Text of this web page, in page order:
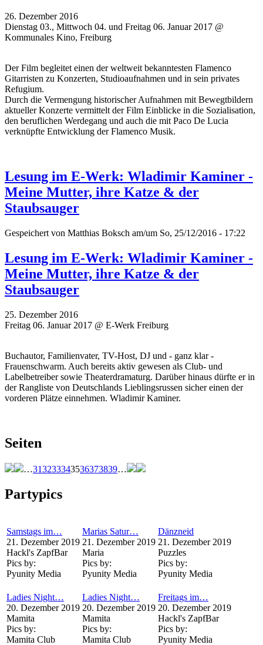
26. Dezember 2016
Dienstag 03., Mittwoch 04. und Freitag 06. Januar 2017 @
Kommunales Kino, Freiburg
Der Film begleitet einen der weltweit bekanntesten Flamenco
Gitarristen zu Konzerten, Studioaufnahmen und in sein privates
Refugium.
Durch die Vermengung historischer Aufnahmen mit Bewegtbildern
aktueller Konzerte vermittelt der Film Einblicke in die Sozialisation,
den beruflichen Werdegang und auch die mit Paco De Lucia
verknüpfte Entwicklung der Flamenco Musik.
Lesung im E-Werk: Wladimir Kaminer -
Meine Mutter, ihre Katze & der
Staubsauger
Gespeichert von Matthias Boksch am/um So, 25/12/2016 - 17:22
Lesung im E-Werk: Wladimir Kaminer -
Meine Mutter, ihre Katze & der
Staubsauger
25. Dezember 2016
Freitag 06. Januar 2017 @ E-Werk Freiburg
Buchautor, Familienvater, TV-Host, DJ und - ganz klar -
Frauenschwarm. Auch bereits aktiv gewesen als Club- und
Labelbetreiber sowie Theaterdramaturg. Darüber hinaus dürfte er in
der Rangliste von Deutschlands Lieblingsrussen sicher einen der
vorderen Plätze einnehmen. Wladimir Kaminer.
Seiten
…313233343536373839…
Partypics
Samstags im…
21. Dezember 2019
Hackl's ZapfBar
Pics by:
Pyunity Media
Marias Satur…
21. Dezember 2019
Maria
Pics by:
Pyunity Media
Dänzneid
21. Dezember 2019
Puzzles
Pics by:
Pyunity Media
Ladies Night…
20. Dezember 2019
Mamita
Pics by:
Mamita Club
Ladies Night…
20. Dezember 2019
Mamita
Pics by:
Mamita Club
Freitags im…
20. Dezember 2019
Hackl's ZapfBar
Pics by:
Pyunity Media